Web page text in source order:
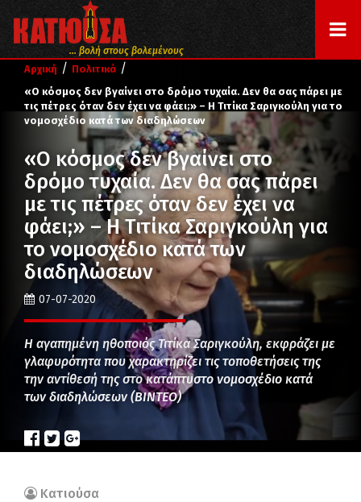
... βολή στους βολεμένους
Αρχική / Πολιτικά /
«Ο κόσμος δεν βγαίνει στο δρόμο τυχαία. Δεν θα σας πάρει με
τις πέτρες όταν δεν έχει να φάει;» – Η Τιτίκα Σαριγκούλη για το
νομοσχέδιο κατά των διαδηλώσεων
«Ο κόσμος δεν βγαίνει στο
δρόμο τυχαία. Δεν θα σας πάρει
με τις πέτρες όταν δεν έχει να
φάει;» – Η Τιτίκα Σαριγκούλη για
το νομοσχέδιο κατά των
διαδηλώσεων
07-07-2020
Η αγαπημένη ηθοποιός Τιτίκα Σαριγκούλη, εκφράζει με
γλαφυρότητα που χαρακτηρίζει τις τοποθετήσεις της
την αντίθεσή της στο κατάπτυστο νομοσχέδιο κατά
των διαδηλώσεων (ΒΙΝΤΕΟ)
Κατιούσα